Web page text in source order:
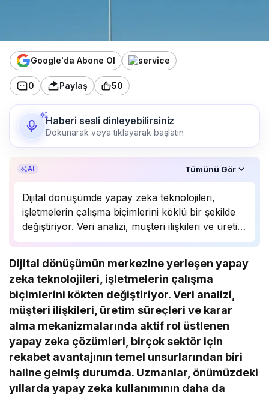
Google'da Abone Ol
0 Paylaş 50
Haberi sesli dinleyebilirsiniz
Dokunarak veya tıklayarak başlatın
AI Tümünü Gör
Dijital dönüşümde yapay zeka teknolojileri,
işletmelerin çalışma biçimlerini köklü bir şekilde
değiştiriyor. Veri analizi, müşteri ilişkileri ve üretim
süreçlerinde önemli bir rol oynayan yapay zeka,
Uzmanlar, bu teknolojinin önümüzdeki yıllarda
daha da yaygınlaşarak…
Dijital dönüşümün merkezine yerleşen yapay
zeka teknolojileri, işletmelerin çalışma
biçimlerini kökten değiştiriyor. Veri analizi,
müşteri ilişkileri, üretim süreçleri ve karar
alma mekanizmalarında aktif rol üstlenen
yapay zeka çözümleri, birçok sektör için
rekabet avantajının temel unsurlarından biri
haline gelmiş durumda. Uzmanlar, önümüzdeki
yıllarda yapay zeka kullanımının daha da